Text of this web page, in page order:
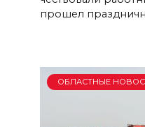
прошел
ОБЛАСТНЫЕ